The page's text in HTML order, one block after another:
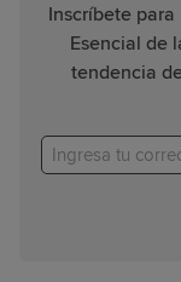
Inscríbete
Esencial de
tendencia